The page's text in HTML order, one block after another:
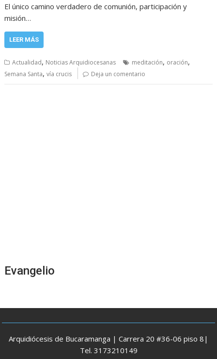
El único camino verdadero de comunión, participación y
misión…
LEER MÁS
Actualidad, Noticias Arquidiocesanas meditación, oración,
Semana Santa,vía crucis Deja un comentario
Evangelio
Arquidiócesis de Bucaramanga | Carrera 20 #36-06 piso 8|
Tel. 3173210149